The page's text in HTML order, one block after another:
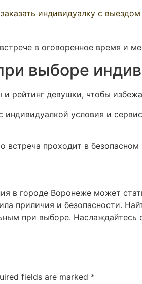
в оговоренное время и
выборе
рейтинг девушки, чтобы
индивидуалкой условия и
встреча проходит в
в городе Воронеже может
приличия и безопасности.
при выборе.
fields are marked *